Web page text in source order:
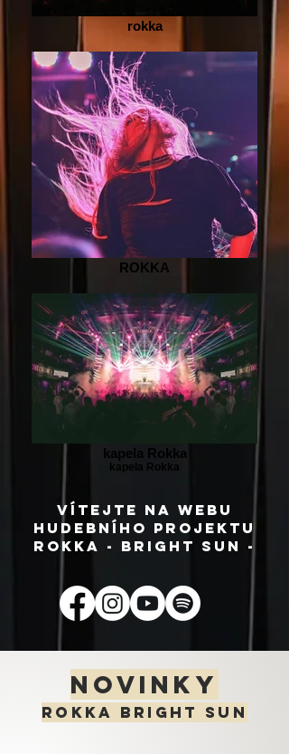
rokka
ROKKA
kapela Rokka
kapela Rokka
Vítejte na webu
hudebníHO PRoJEKTU
Rokka - Bright Sun -
NOVINKY
ROKKA BRIGHT SUN